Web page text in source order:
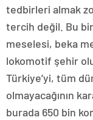
tedbirleri almak
tercih değil. Bu
meselesi, beka
lokomotif şehir
Türkiye’yi, tüm
olmayacağının
burada 650 bin